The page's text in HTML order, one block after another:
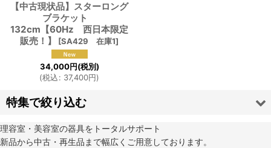
【中古現状品】スターロング
ブラケット
132cm【60Hz 西日本限定
販売！】
[SA429 在庫1]
34,000円(税別)
(税込: 37,400円)
特集で絞り込む
タカラベルモント
理容室・美容室の器具をトータルサポート
新品から中古・再生品まで幅広くご用意しております。